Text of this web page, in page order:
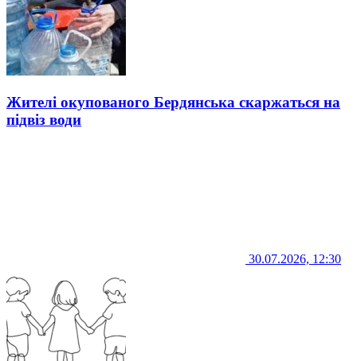
Жителі окупованого Бердянська скаржаться на
підвіз води
30.07.2026, 12:30